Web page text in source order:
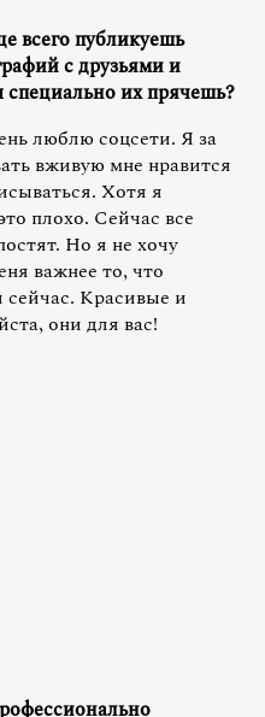
всего публикуешь
с друзьями и
их прячешь?
люблю соцсети. Я за
вживую мне нравится
Хотя я
плохо. Сейчас все
Но я не хочу
важнее то, что
сейчас. Красивые и
они для вас!